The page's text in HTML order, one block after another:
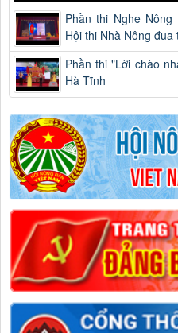
Phần thi Nghe
Hội thi Nhà Nông
Phần thi "Lời chào
Hà Tĩnh